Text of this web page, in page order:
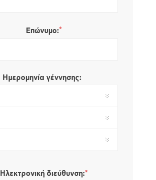
Επώνυμο:*
Ημερομηνία γέννησης:
Ηλεκτρονική διεύθυνση:*